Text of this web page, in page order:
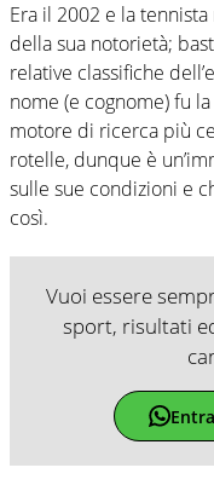
Era il 2002 e la
della sua notorietà;
relative classifiche
nome (e cognome) fu
motore di ricerca più
rotelle, dunque è
sulle sue condizioni e
così.
Vuoi essere
sport, risultati